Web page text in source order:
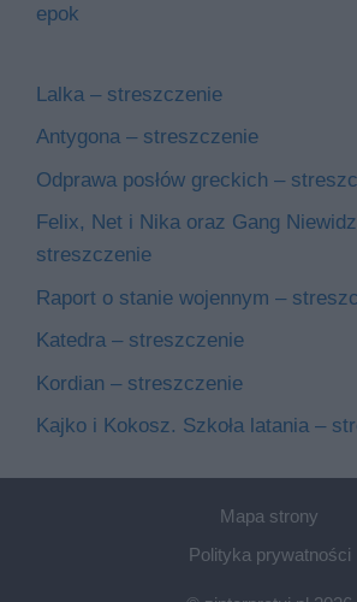
epok
Lalka – streszczenie
Antygona – streszczenie
Odprawa posłów greckich –
Felix, Net i Nika oraz Gang
streszczenie
Raport o stanie wojennym –
Katedra – streszczenie
Kordian – streszczenie
Kajko i Kokosz. Szkoła latania –
Mapa strony
Polityka prywatności